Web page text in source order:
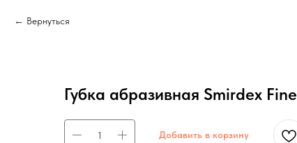
Вернуться
Губка абразивная Smirdex Fine
Добавить в корзину